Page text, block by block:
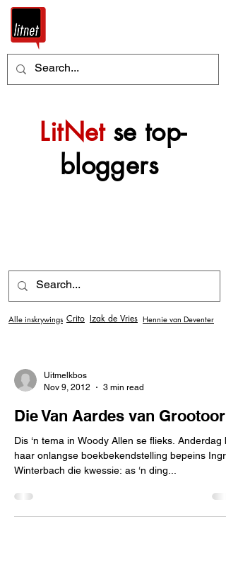
LitNetse top-
bloggers
Alle inskrywings Crito Izak de Vries Hennie van Deventer
Uitmelkbos
Nov 9, 2012
3 min read
Die Van Aardes van Grootoor
Dis ‘n tema in Woody Allen se flieks. Anderdag
haar onlangse boekbekendstelling bepeins
Winterbach die kwessie: as ‘n ding...